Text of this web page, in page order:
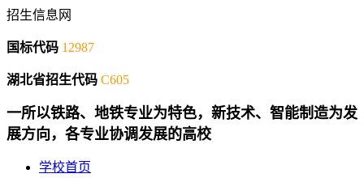
招生信息网
国标代码 12987
湖北省招生代码 C605
一所以铁路、地铁专业为特色，新技术、智能制造为发
展方向，各专业协调发展的高校
学校首页